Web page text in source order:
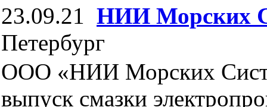
23.09.21 НИИ Морских
Петербург
ООО «НИИ Морских
выпуск смазки